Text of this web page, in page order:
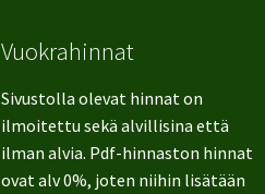
Vuokrahinnat
Sivustolla olevat hinnat on
ilmoitettu sekä alvillisina että
ilman alvia. Pdf-hinnaston hinnat
ovat alv 0%, joten niihin lisätään